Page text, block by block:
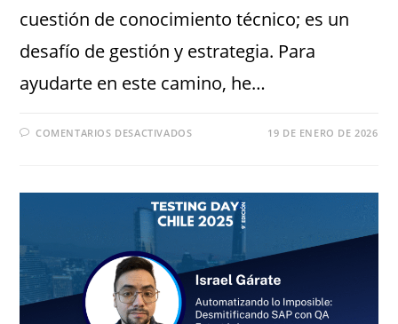
cuestión de conocimiento técnico; es un
desafío de gestión y estrategia. Para
ayudarte en este camino, he…
COMENTARIOS DESACTIVADOS 19 DE ENERO DE 2026